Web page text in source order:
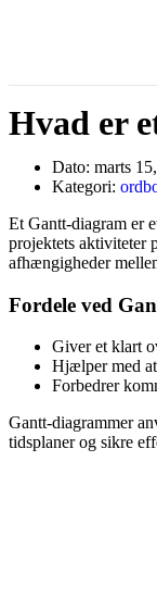
Hvad er
Dato: marts
Kategori:
Et Gantt-diagram er
projektets aktiviteter
afhængigheder
Fordele ved
Giver et klart
Hjælper med
Forbedrer
Gantt-diagrammer
tidsplaner og sikre